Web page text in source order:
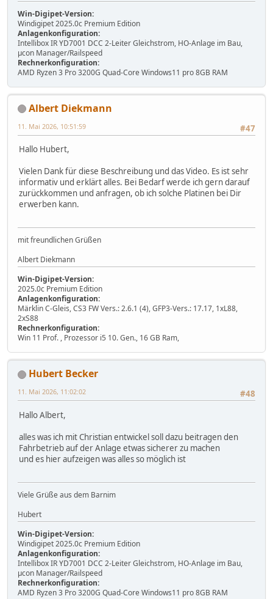
Win-Digipet-Version:
Windigipet 2025.0c Premium Edition
Anlagenkonfiguration:
Intellibox IR YD7001 DCC 2-Leiter Gleichstrom, HO-Anlage im Bau,
µcon Manager/Railspeed
Rechnerkonfiguration:
AMD Ryzen 3 Pro 3200G Quad-Core Windows11 pro 8GB RAM
Albert Diekmann
#47
11. Mai 2026, 10:51:59
Hallo Hubert,
Vielen Dank für diese Beschreibung und das Video. Es ist sehr
informativ und erklärt alles. Bei Bedarf werde ich gern darauf
zurückkommen und anfragen, ob ich solche Platinen bei Dir
erwerben kann.
mit freundlichen Grüßen
Albert Diekmann
Win-Digipet-Version:
2025.0c Premium Edition
Anlagenkonfiguration:
Märklin C-Gleis, CS3 FW Vers.: 2.6.1 (4), GFP3-Vers.: 17.17, 1xL88,
2xS88
Rechnerkonfiguration:
Win 11 Prof. , Prozessor i5 10. Gen., 16 GB Ram,
Hubert Becker
#48
11. Mai 2026, 11:02:02
Hallo Albert,
alles was ich mit Christian entwickel soll dazu beitragen den
Fahrbetrieb auf der Anlage etwas sicherer zu machen
und es hier aufzeigen was alles so möglich ist
Viele Grüße aus dem Barnim
Hubert
Win-Digipet-Version:
Windigipet 2025.0c Premium Edition
Anlagenkonfiguration:
Intellibox IR YD7001 DCC 2-Leiter Gleichstrom, HO-Anlage im Bau,
µcon Manager/Railspeed
Rechnerkonfiguration:
AMD Ryzen 3 Pro 3200G Quad-Core Windows11 pro 8GB RAM